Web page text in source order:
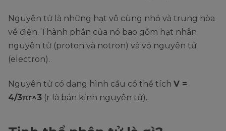
Nguyên tử là những hạt vô cùng nhỏ và trung hòa
về điện. Thành phần của nó bao gồm hạt nhân
nguyên tử (proton và notron) và vỏ nguyên tử
(electron).
Nguyên tử có dạng hình cầu có thể tích V =
4/3πr^3 (r là bán kính nguyên tử).